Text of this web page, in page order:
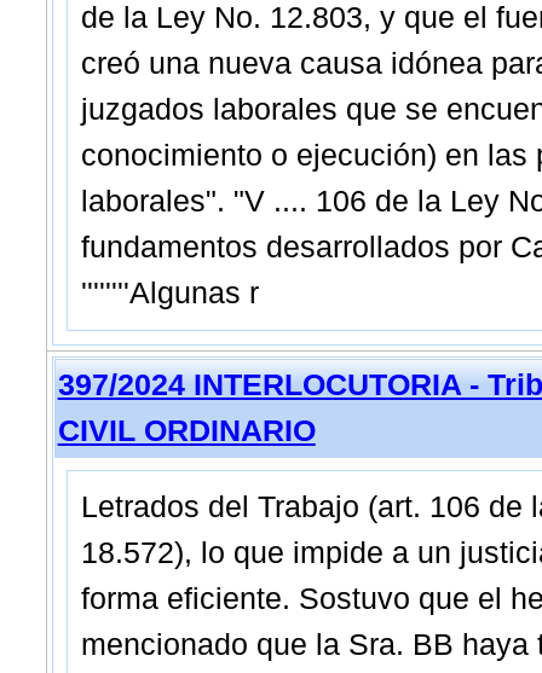
de la Ley No. 12.803, y que el
creó una nueva causa idónea
juzgados laborales que se
conocimiento o ejecución) en
laborales". "V .... 106 de la Ley
fundamentos desarrollados por
''''''''Algunas r
397/2024 INTERLOCUTORIA -
CIVIL ORDINARIO
Letrados del Trabajo (art. 106 de
18.572), lo que impide a un
forma eficiente. Sostuvo que el
mencionado que la Sra. BB